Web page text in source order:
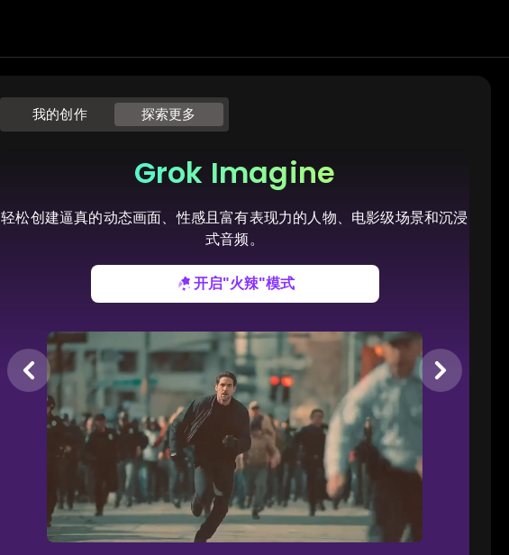
我的创作 探索更多
Grok Imagine
轻松创建逼真的动态画面、性感且富有表现力的人物、电影级场景和沉浸
式音频。
开启"火辣"模式